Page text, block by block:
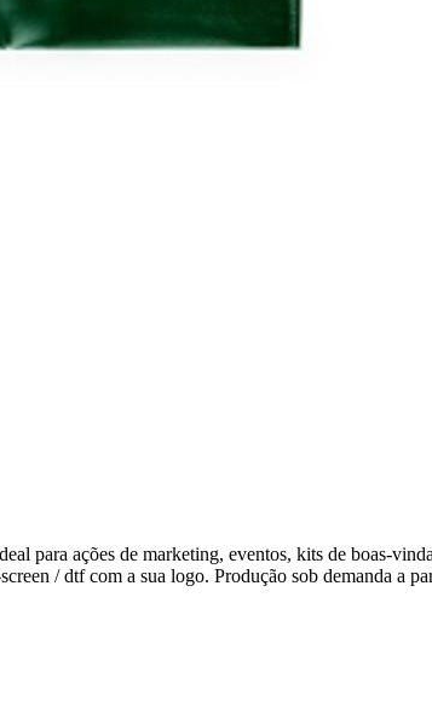
para ações de marketing, eventos, kits de boas-
/ dtf com a sua logo. Produção sob demanda a